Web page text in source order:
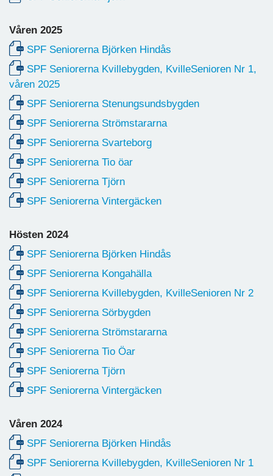
Våren 2025
SPF Seniorerna Björken Hindås
SPF Seniorerna Kvillebygden, KvilleSenioren Nr 1,
våren 2025
SPF Seniorerna Stenungsundsbygden
SPF Seniorerna Strömstararna
SPF Seniorerna Svarteborg
SPF Seniorerna Tio öar
SPF Seniorerna Tjörn
SPF Seniorerna Vintergäcken
Hösten 2024
SPF Seniorerna Björken Hindås
SPF Seniorerna Kongahälla
SPF Seniorerna Kvillebygden, KvilleSenioren Nr 2
SPF Seniorerna Sörbygden
SPF Seniorerna Strömstararna
SPF Seniorerna Tio Öar
SPF Seniorerna Tjörn
SPF Seniorerna Vintergäcken
Våren 2024
SPF Seniorerna Björken Hindås
SPF Seniorerna Kvillebygden, KvilleSenioren Nr 1